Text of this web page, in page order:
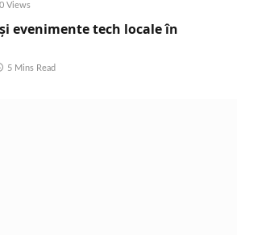
0 Views
evenimente tech locale în
5 Mins Read